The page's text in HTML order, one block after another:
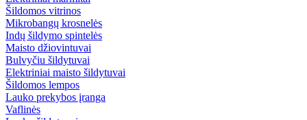
Šildomos vitrinos
Mikrobangų krosnelės
Indų šildymo spintelės
Maisto džiovintuvai
Bulvyčiu šildytuvai
Elektriniai maisto šildytuvai
Šildomos lempos
Lauko prekybos įranga
Vaflinės